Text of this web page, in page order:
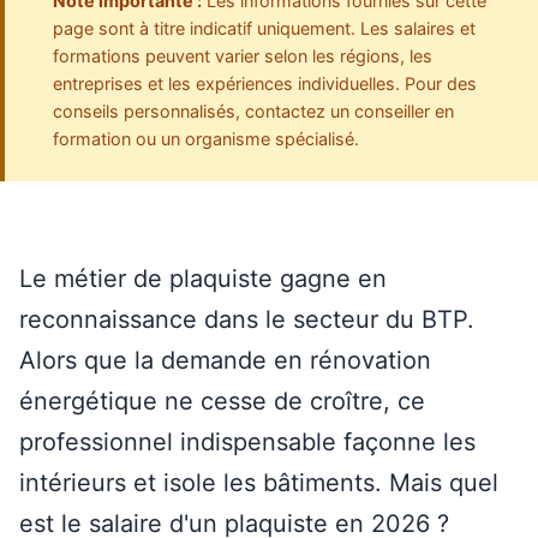
page sont à titre indicatif uniquement. Les salaires et
formations peuvent varier selon les régions, les
entreprises et les expériences individuelles. Pour des
conseils personnalisés, contactez un conseiller en
formation ou un organisme spécialisé.
Le métier de plaquiste gagne en
reconnaissance dans le secteur du BTP.
Alors que la demande en rénovation
énergétique ne cesse de croître, ce
professionnel indispensable façonne les
intérieurs et isole les bâtiments. Mais quel
est le salaire d'un plaquiste en 2026 ?